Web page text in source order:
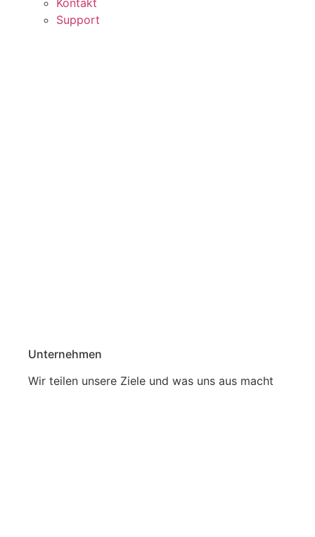
Support
Unternehmen
Wir teilen unsere Ziele und was uns aus macht